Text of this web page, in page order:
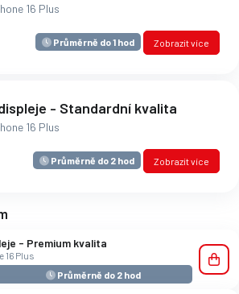
16 Plus
Průměrně do 1 hod Zobrazit více
- Standardní kvalita
16 Plus
Průměrně do 2 hod Zobrazit více
- Premium kvalita
16 Plus
Průměrně do 2 hod